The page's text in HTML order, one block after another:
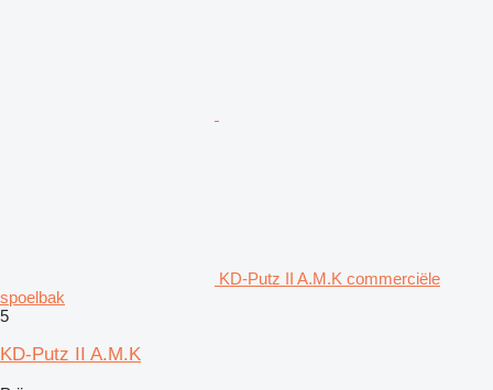
KD-Putz II A.M.K commerciële
spoelbak
5
KD-Putz II A.M.K